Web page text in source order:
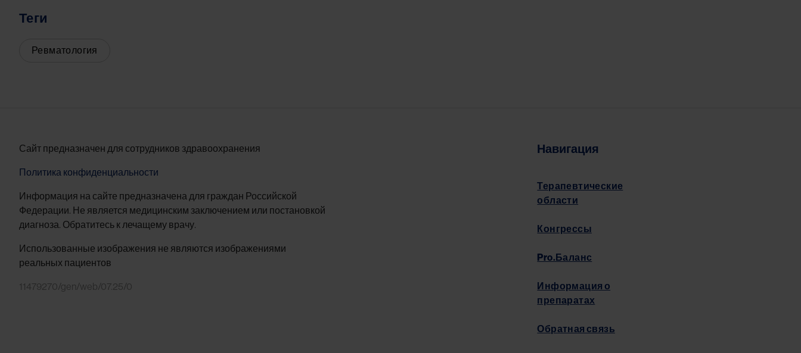
Теги
Ревматология
Сайт предназначен для сотрудников здравоохранения
Политика конфиденциальности
Информация на сайте предназначена для граждан Российской
Федерации. Не является медицинским заключением или постановкой
диагноза. Обратитесь к лечащему врачу.
Использованные изображения не являются изображениями
реальных пациентов
11479270/gen/web/07.25/0
Навигация
Терапевтические
области
Конгрессы
Pro.Баланс
Информация о
препаратах
Обратная связь